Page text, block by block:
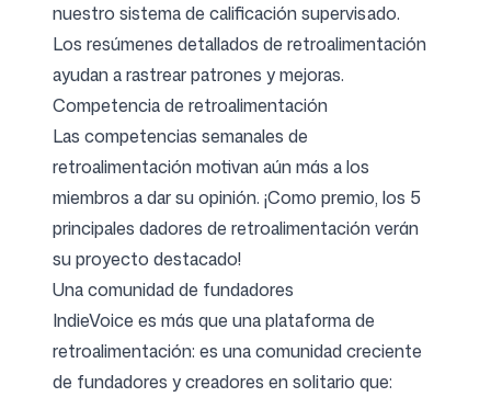
nuestro sistema de calificación supervisado.
Los resúmenes detallados de retroalimentación
ayudan a rastrear patrones y mejoras.
Competencia de retroalimentación
Las competencias semanales de
retroalimentación motivan aún más a los
miembros a dar su opinión. ¡Como premio, los 5
principales dadores de retroalimentación verán
su proyecto destacado!
Una comunidad de fundadores
IndieVoice es más que una plataforma de
retroalimentación: es una comunidad creciente
de fundadores y creadores en solitario que: